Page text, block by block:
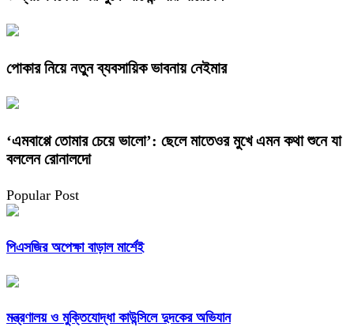
পোকার নিয়ে নতুন ব্যবসায়িক ভাবনায় নেইমার
‘এমবাপ্পে তোমার চেয়ে ভালো’: ছেলে মাতেওর মুখে এমন কথা শুনে যা
বললেন রোনালদো
Popular Post
পিএসজির অপেক্ষা বাড়াল মার্শেই
মন্ত্রণালয় ও মুক্তিযোদ্ধা কাউন্সিলে দুদকের অভিযান